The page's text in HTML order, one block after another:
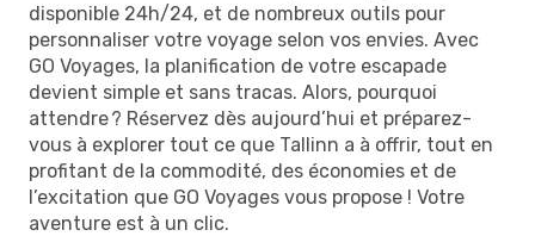
disponible 24h/24, et de nombreux outils pour
personnaliser votre voyage selon vos envies. Avec
GO Voyages, la planification de votre escapade
devient simple et sans tracas. Alors, pourquoi
attendre ? Réservez dès aujourd’hui et préparez-
vous à explorer tout ce que Tallinn a à offrir, tout en
profitant de la commodité, des économies et de
l’excitation que GO Voyages vous propose ! Votre
aventure est à un clic.